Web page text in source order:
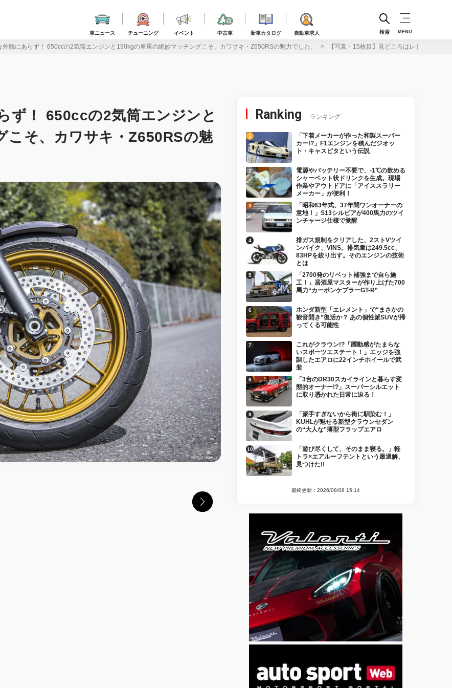
車ニュース チューニング イベント 中古車 新車カタログ 自動車求人 検索 MENU
外観にあらず！ 650ccの2気筒エンジンと190kgの車重の絶妙マッチングこそ、カワサキ・Z650RSの魅力でした。 【写真・15枚目】見どころはレトロな外
ず！ 650ccの2気筒エンジンと
こそ、カワサキ・Z650RSの魅
Ranking ランキング
「下着メーカーが作った和製スーパー
カー!?」F1エンジンを積んだジオッ
ト・キャスピタという伝説
電源やバッテリー不要で、-1℃の飲める
シャーベット状ドリンクを生成。現場
作業やアウトドアに「アイススラリー
メーカー」が便利！
「昭和63年式、37年間ワンオーナーの
意地！」S13シルビアが400馬力のツイ
ンチャージ仕様で覚醒
排ガス規制をクリアした、2ストVツイ
ンバイク、VINS。排気量は249.5cc、
83HPを絞り出す。そのエンジンの技術
とは
「2700発のリベット補強まで自ら施
工！」居酒屋マスターが作り上げた700
馬力“カーボンケブラーGT-R”
ホンダ新型「エレメント」で“まさかの
観音開き”復活か？ あの個性派SUVが帰
ってくる可能性
これがクラウン!?「躍動感がたまらな
いスポーツエステート！」エッジを強
調したエアロに22インチホイールで武
装
「3台のDR30スカイラインと暮らす変
態的オーナー!?」スーパーシルエット
に取り憑かれた日常に迫る！
「派手すぎないから街に馴染む！」
KUHLが魅せる新型クラウンセダン
の“大人な”薄型フラップエアロ
「遊び尽くして、そのまま寝る。」軽
トラ×エアルーフテントという最適解、
見つけた!!
最終更新：2026/08/08 15:14